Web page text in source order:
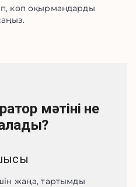
көп оқырмандарды
мәтіні не
жаңа, тартымды